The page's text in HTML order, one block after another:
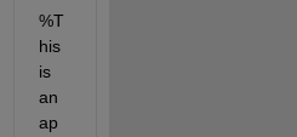
%T
his
is
an
ap